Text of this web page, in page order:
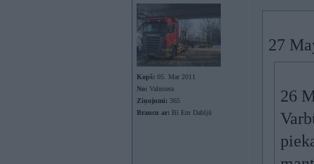
Kopš: 05. Mar 2011
No: Valmiera
Ziņojumi: 365
Braucu ar: Bī Em Dabljū
27
26